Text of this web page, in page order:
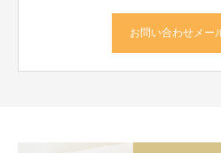
お問い合わせメー